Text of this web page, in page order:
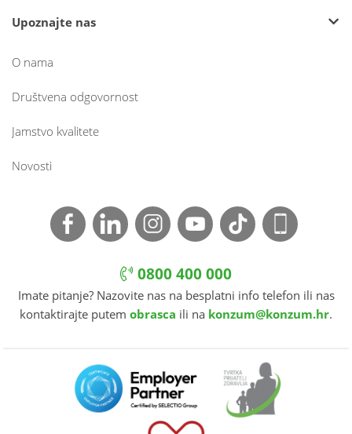
Upoznajte nas
O nama
Društvena odgovornost
Jamstvo kvalitete
Novosti
0800 400 000
Imate pitanje? Nazovite nas na besplatni info telefon ili nas
kontaktirajte putem obrasca ili na konzum@konzum.hr.